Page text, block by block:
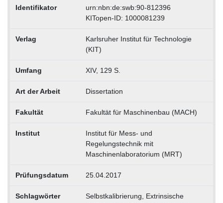
Identifikator
urn:nbn:de:swb:90-812396
KITopen-ID: 1000081239
Verlag
Karlsruher Institut für Technologie
(KIT)
Umfang XIV, 129 S.
Art der Arbeit Dissertation
Fakultät Fakultät für Maschinenbau (MACH)
Institut
Institut für Mess- und
Regelungstechnik mit
Maschinenlaboratorium (MRT)
Prüfungsdatum 25.04.2017
Schlagwörter
Selbstkalibrierung, Extrinsische